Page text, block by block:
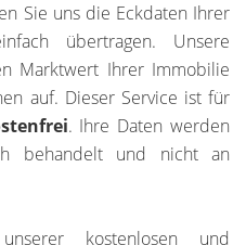
Sie uns die Eckdaten Ihrer
übertragen. Unsere
Marktwert Ihrer Immobilie
auf. Dieser Service ist für
. Ihre Daten werden
behandelt und nicht an
kostenlosen und